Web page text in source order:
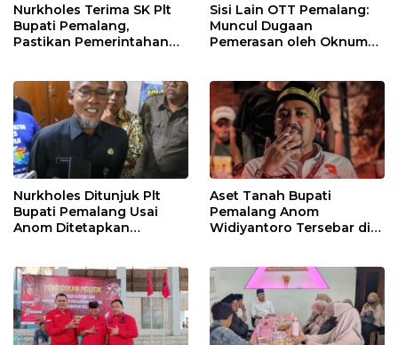
Nurkholes Terima SK Plt
Bupati Pemalang,
Pastikan Pemerintahan
Sisi Lain OTT Pemalang:
Muncul Dugaan
Pemerasan oleh Oknum
Nurkholes Ditunjuk Plt
Bupati Pemalang Usai
Anom Ditetapkan
Aset Tanah Bupati
Pemalang Anom
Widiyantoro Tersebar di